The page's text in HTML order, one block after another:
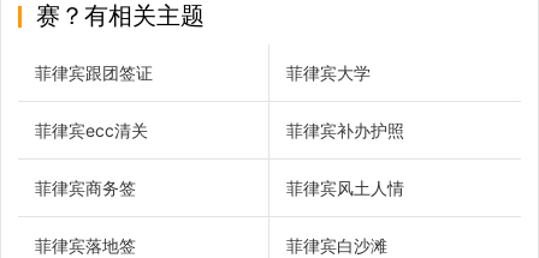
赛？有相关主题
菲律宾跟团签证 菲律宾大学
菲律宾ecc清关 菲律宾补办护照
菲律宾商务签 菲律宾风土人情
菲律宾落地签 菲律宾白沙滩